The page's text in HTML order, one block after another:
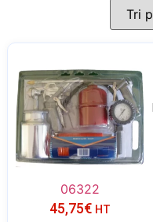
06322
45,75€ HT